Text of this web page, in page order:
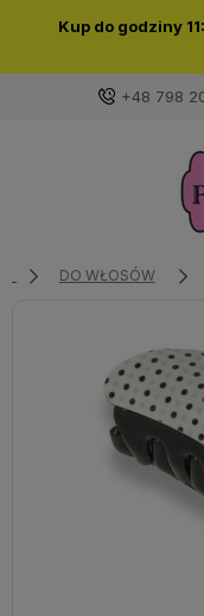
Kup do godziny
+48 798
Wybierz coś dla
zaloguj się, aby
DO WŁOSÓW